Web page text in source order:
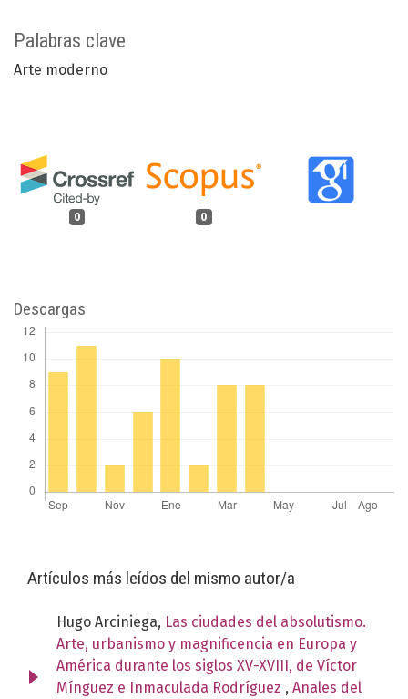
Palabras clave
Arte moderno
0 0
Descargas
Artículos más leídos del mismo autor/a
Hugo Arciniega, Las ciudades del absolutismo.
Arte, urbanismo y magnificencia en Europa y
América durante los siglos XV-XVIII, de Víctor
Mínguez e Inmaculada Rodríguez , Anales del